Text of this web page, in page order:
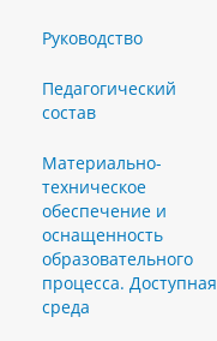
Руководство
Педагогический
состав
Материально-
техническое
обеспечение и
оснащенность
образовательного
процесса. Доступная
среда